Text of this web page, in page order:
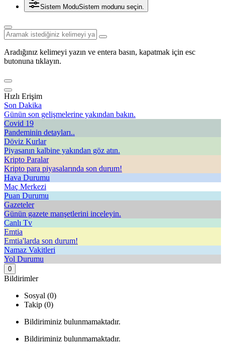
Sistem ModuSistem modunu seçin.
Aradığınız kelimeyi yazın ve entera basın, kapatmak için esc
butonuna tıklayın.
Hızlı Erişim
Son Dakika
Günün son gelişmelerine yakından bakın.
Covid 19
Pandeminin detayları..
Döviz Kurlar
Piyasanın kalbine yakından göz atın.
Kripto Paralar
Kripto para piyasalarında son durum!
Hava Durumu
Maç Merkezi
Puan Durumu
Gazeteler
Günün gazete manşetlerini inceleyin.
Canlı Tv
Emtia
Emtia'larda son durum!
Namaz Vakitleri
Yol Durumu
0
Bildirimler
Sosyal (0)
Takip (0)
Bildiriminiz bulunmamaktadır.
Bildiriminiz bulunmamaktadır.